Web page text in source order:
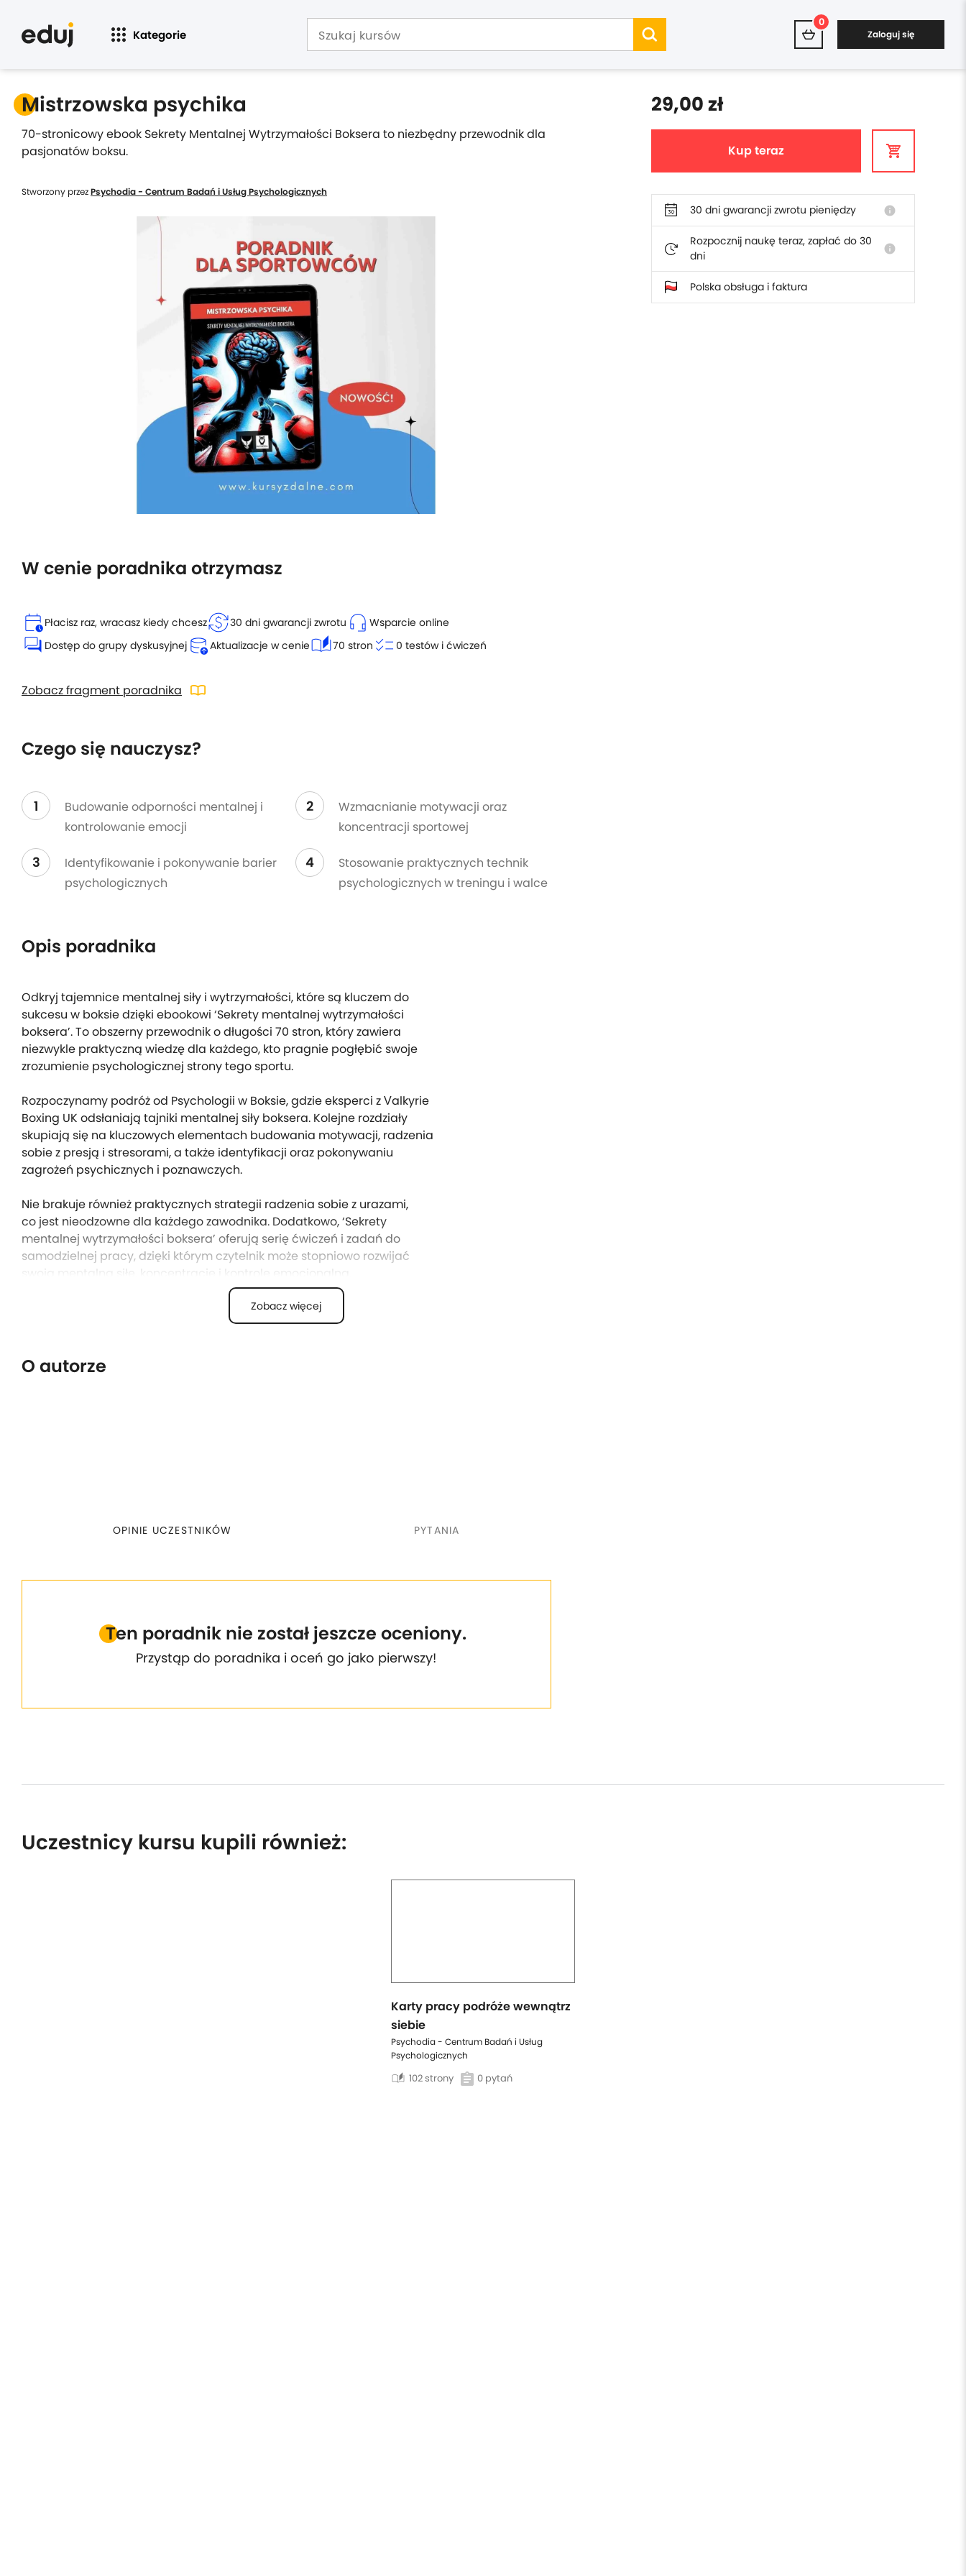
Kategorie
0
Zaloguj się
Mistrzowska psychika
70-stronicowy ebook Sekrety Mentalnej Wytrzymałości Boksera to niezbędny przewodnik dla
pasjonatów boksu.
Stworzony przezPsychodia - Centrum Badań i Usług Psychologicznych
29,00 zł
Kup teraz
30 dni gwarancji zwrotu pieniędzy info
Rozpocznij naukę teraz, zapłać do 30
dni
info
Polska obsługa i faktura
W cenie poradnika otrzymasz
calendar_clockPłacisz raz, wracasz kiedy chceszcurrency_exchange30 dni gwarancji zwrotu headset_mic Wsparcie online
forum Dostęp do grupy dyskusyjnej database_uploadAktualizacje w cenieauto_stories70 stron checklist 0 testów i ćwiczeń
Zobacz fragment poradnika import_contacts
Czego się nauczysz?
1
Budowanie odporności mentalnej i
kontrolowanie emocji
2
Wzmacnianie motywacji oraz
koncentracji sportowej
3
Identyfikowanie i pokonywanie barier
psychologicznych
4
Stosowanie praktycznych technik
psychologicznych w treningu i walce
Opis poradnika
Odkryj tajemnice mentalnej siły i wytrzymałości, które są kluczem do
sukcesu w boksie dzięki ebookowi ‘Sekrety mentalnej wytrzymałości
boksera’. To obszerny przewodnik o długości 70 stron, który zawiera
niezwykle praktyczną wiedzę dla każdego, kto pragnie pogłębić swoje
zrozumienie psychologicznej strony tego sportu.
Rozpoczynamy podróż od Psychologii w Boksie, gdzie eksperci z Valkyrie
Boxing UK odsłaniają tajniki mentalnej siły boksera. Kolejne rozdziały
skupiają się na kluczowych elementach budowania motywacji, radzenia
sobie z presją i stresorami, a także identyfikacji oraz pokonywaniu
zagrożeń psychicznych i poznawczych.
Nie brakuje również praktycznych strategii radzenia sobie z urazami,
co jest nieodzowne dla każdego zawodnika. Dodatkowo, ‘Sekrety
mentalnej wytrzymałości boksera’ oferują serię ćwiczeń i zadań do
samodzielnej pracy, dzięki którym czytelnik może stopniowo rozwijać
swoją mentalną siłę, koncentrację i kontrolę emocjonalną.
Ten ebook powstał w wyniku współpracy z partnerem Valkyrie Boxing UK,
co zapewnia autentyczność i rzetelność zawartych treści. Niezależnie
wskazówki, które mogą odmienić jego podejście do treningu, walki i
osiągania sukcesów na ringu.
Zobacz więcej
O autorze
OPINIE UCZESTNIKÓW PYTANIA
Ten poradnik nie został jeszcze oceniony.
Przystąp do poradnika i oceń go jako pierwszy!
Uczestnicy kursu kupili również:
Karty pracy podróże wewnątrz
siebie
Psychodia - Centrum Badań i Usług
Psychologicznych
auto_stories 102 strony 0 pytań